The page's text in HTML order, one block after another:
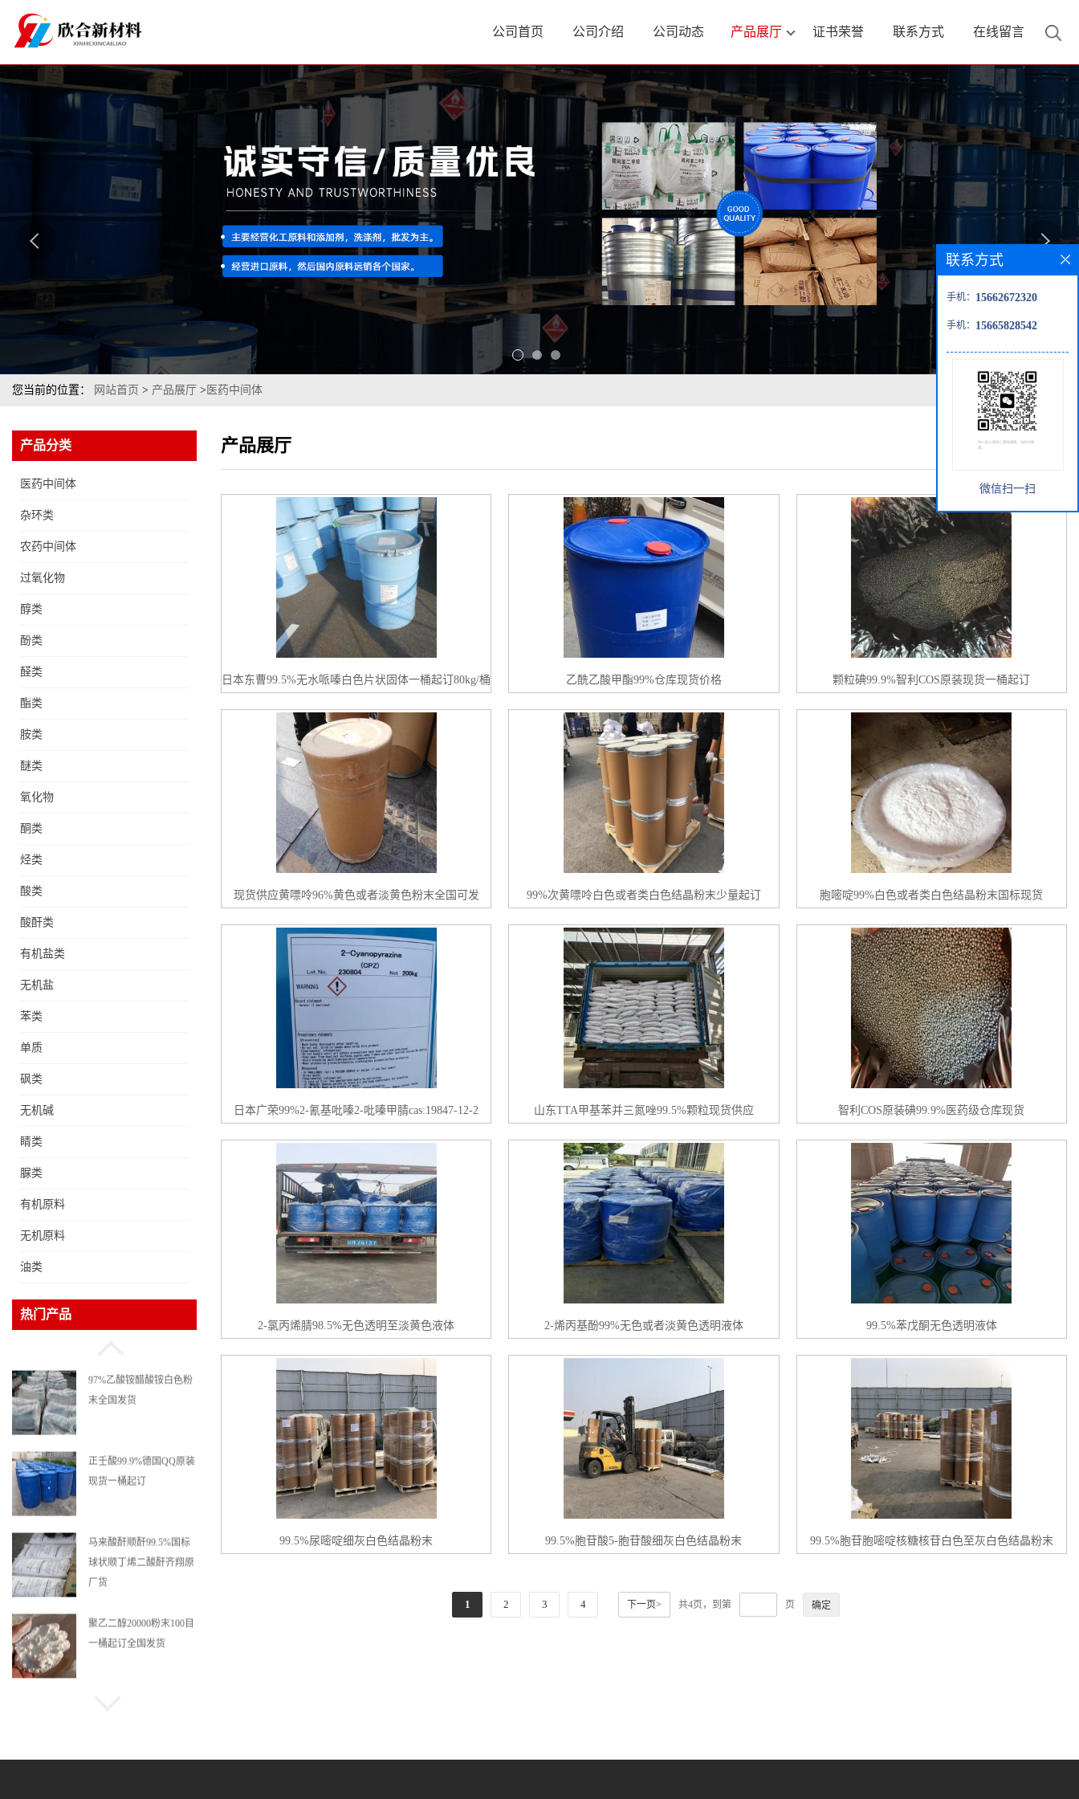
公司首页 公司介绍 公司动态 产品展厅 证书荣誉 联系方式 在线留言
您当前的位置： 网站首页 > 产品展厅 > 医药中间体
产品分类
医药中间体
杂环类
农药中间体
过氧化物
醇类
酚类
醛类
酯类
胺类
醚类
氧化物
酮类
烃类
酸类
酸酐类
有机盐类
无机盐
苯类
单质
砜类
无机碱
睛类
脲类
有机原料
无机原料
油类
热门产品
东岳原装99.5%三甲基氯
97%乙酸铵醋酸铵白色粉
末全国发货
正壬酸99.9%德国QQ原装
现货一桶起订
马来酸酐顺酐99.5%国标
球状顺丁烯二酸酐齐翔原
厂货
聚乙二醇20000粉末100目
一桶起订全国发货
产品展厅
日本东曹99.5%无水哌嗪白色片状固体一桶起订80kg/桶 乙酰乙酸甲酯99%仓库现货价格 颗粒碘99.9%智利COS原装现货一桶起订
现货供应黄嘌呤96%黄色或者淡黄色粉末全国可发 99%次黄嘌呤白色或者类白色结晶粉末少量起订 胞嘧啶99%白色或者类白色结晶粉末国标现货
日本广荣99%2-氰基吡嗪2-吡嗪甲腈cas:19847-12-2 山东TTA甲基苯并三氮唑99.5%颗粒现货供应 智利COS原装碘99.9%医药级仓库现货
2-氯丙烯腈98.5%无色透明至淡黄色液体 2-烯丙基酚99%无色或者淡黄色透明液体 99.5%苯戊酮无色透明液体
99.5%尿嘧啶细灰白色结晶粉末 99.5%胞苷酸5-胞苷酸细灰白色结晶粉末 99.5%胞苷胞嘧啶核糖核苷白色至灰白色结晶粉末
1 2 3 4 下一页> 共4页，到第 页
联系方式
手机： 15662672320
手机： 15665828542
微信扫一扫